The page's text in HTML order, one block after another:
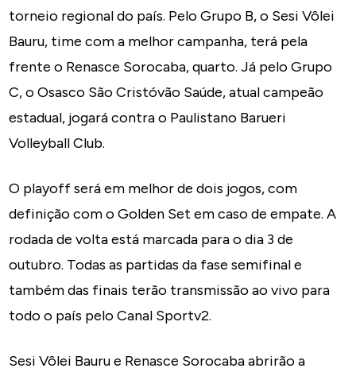
torneio regional do país. Pelo Grupo B, o Sesi Vôlei
Bauru, time com a melhor campanha, terá pela
frente o Renasce Sorocaba, quarto. Já pelo Grupo
C, o Osasco São Cristóvão Saúde, atual campeão
estadual, jogará contra o Paulistano Barueri
Volleyball Club.
O playoff será em melhor de dois jogos, com
definição com o Golden Set em caso de empate. A
rodada de volta está marcada para o dia 3 de
outubro. Todas as partidas da fase semifinal e
também das finais terão transmissão ao vivo para
todo o país pelo Canal Sportv2.
Sesi Vôlei Bauru e Renasce Sorocaba abrirão a